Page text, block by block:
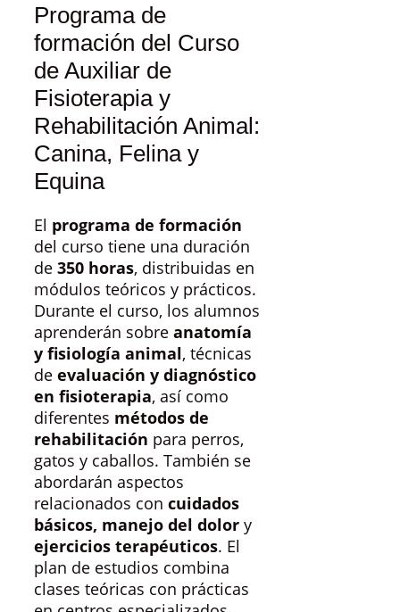
Programa de
formación del Curso
de Auxiliar de
Fisioterapia y
Rehabilitación Animal:
Canina, Felina y
Equina
El programa de formación
del curso tiene una duración
de 350 horas, distribuidas en
módulos teóricos y prácticos.
Durante el curso, los alumnos
aprenderán sobre anatomía
y fisiología animal, técnicas
de evaluación y diagnóstico
en fisioterapia, así como
diferentes métodos de
rehabilitación para perros,
gatos y caballos. También se
abordarán aspectos
relacionados con cuidados
básicos, manejo del dolor y
ejercicios terapéuticos. El
plan de estudios combina
clases teóricas con prácticas